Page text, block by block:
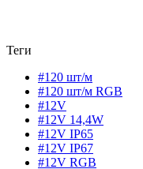
Теги
#120 шт/м
#120 шт/м RGB
#12V
#12V 14,4W
#12V IP65
#12V IP67
#12V RGB